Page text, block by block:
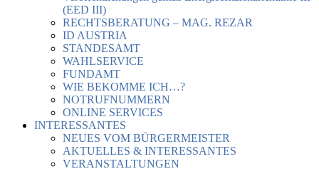
(EED III)
RECHTSBERATUNG – MAG. REZAR
ID AUSTRIA
STANDESAMT
WAHLSERVICE
FUNDAMT
WIE BEKOMME ICH…?
NOTRUFNUMMERN
ONLINE SERVICES
INTERESSANTES
NEUES VOM BÜRGERMEISTER
AKTUELLES & INTERESSANTES
VERANSTALTUNGEN